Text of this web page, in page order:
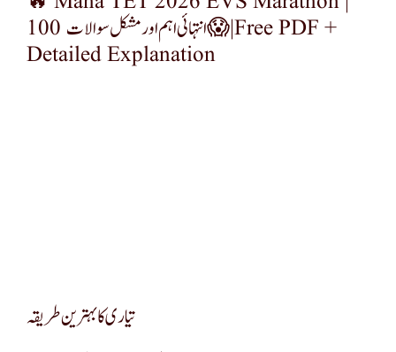
100 انتہائی اہم اور مشکل سوالات 😱 | Free PDF +
Detailed Explanation
تیاری کا بہترین طریقہ